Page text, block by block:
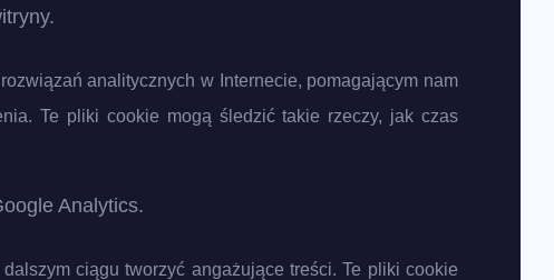
analitycznych w Internecie, pomagającym nam
Te pliki cookie mogą śledzić takie rzeczy, jak czas
Analytics.
ciągu tworzyć angażujące treści. Te pliki cookie